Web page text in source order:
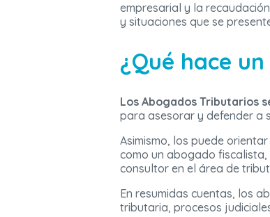
empresarial y la
y situaciones que se
¿Qué hace
Los Abogados Tributarios
para asesorar y defender a
Asimismo, los puede
como un abogado
consultor en el área de
En resumidas cuentas, los
tributaria, procesos